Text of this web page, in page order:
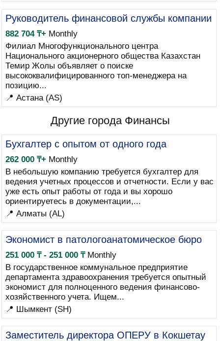
Руководитель финансовой службы компании
882 704 ₸+Monthly
Филиал Многофункционального центра
Национального акционерного общества Казахстан
Темир Жолы объявляет о поиске
высококвалифицированного топ-менеджера на
позицию...
📍 Астана (AS)
Другие города Финансы
Бухгалтер с опытом от одного года
262 000 ₸+Monthly
В небольшую компанию требуется бухгалтер для
ведения учетных процессов и отчетности. Если у вас
уже есть опыт работы от года и вы хорошо
ориентируетесь в документации,...
📍 Алматы (AL)
Экономист в патологоанатомическое бюро
251 000 ₸ - 251 000 ₸Monthly
В государственное коммунальное предприятие
департамента здравоохранения требуется опытный
экономист для полноценного ведения финансово-
хозяйственного учета. Ищем...
📍 Шымкент (SH)
Заместитель директора ОПЕРУ в Кокшетау